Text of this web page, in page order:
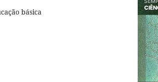
básica